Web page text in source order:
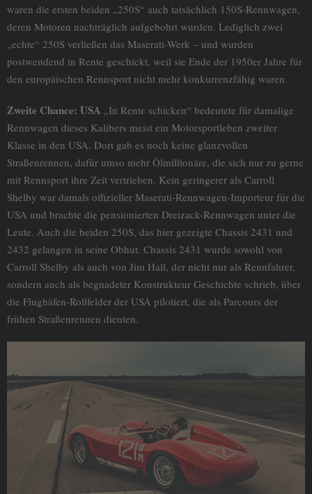
waren die ersten beiden „250S“ auch tatsächlich 150S-Rennwagen,
deren Motoren nachträglich aufgebohrt wurden. Lediglich zwei
„echte“ 250S verließen das Maserati-Werk – und wurden
postwendend in Rente geschickt, weil sie Ende der 1950er Jahre für
den europäischen Rennsport nicht mehr konkurrenzfähig waren.
Zweite Chance: USA „In Rente schicken“ bedeutete für damalige
Rennwagen dieses Kalibers meist ein Motorsportleben zweiter
Klasse in den USA. Dort gab es noch keine glanzvollen
Straßenrennen, dafür umso mehr Ölmillionäre, die sich nur zu gerne
mit Rennsport ihre Zeit vertrieben. Kein geringerer als Carroll
Shelby war damals offizieller Maserati-Rennwagen-Importeur für die
USA und brachte die pensionierten Dreizack-Rennwagen unter die
Leute. Auch die beiden 250S, das hier gezeigte Chassis 2431 und
2432 gelangen in seine Obhut. Chassis 2431 wurde sowohl von
Carroll Shelby als auch von Jim Hall, der nicht nur als Rennfahrer,
sondern auch als begnadeter Konstrukteur Geschichte schrieb, über
die Flughäfen-Rollfelder der USA pilotiert, die als Parcours der
frühen Straßenrennen dienten.